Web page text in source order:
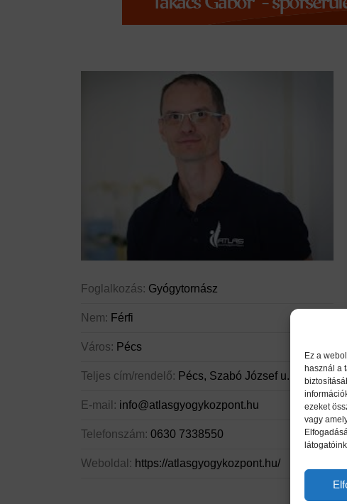
Ez a
használ a
ezeket
vagy
Foglalkozás: Gyógytornász
Nem: Férfi
Város: Pécs
Teljes cím/rendelő: Pécs, Szabó József u. 2. fsz. 1
E-mail: info@atlasgyogykozpont.hu
Telefonszám: 0630 7338550
Weboldal: https://atlasgyogykozpont.hu/